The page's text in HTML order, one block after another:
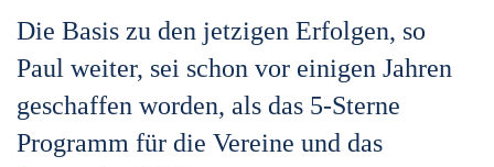
Die Basis zu den jetzigen Erfolgen, so
Paul weiter, sei schon vor einigen Jahren
geschaffen worden, als das 5-Sterne
Programm für die Vereine und das